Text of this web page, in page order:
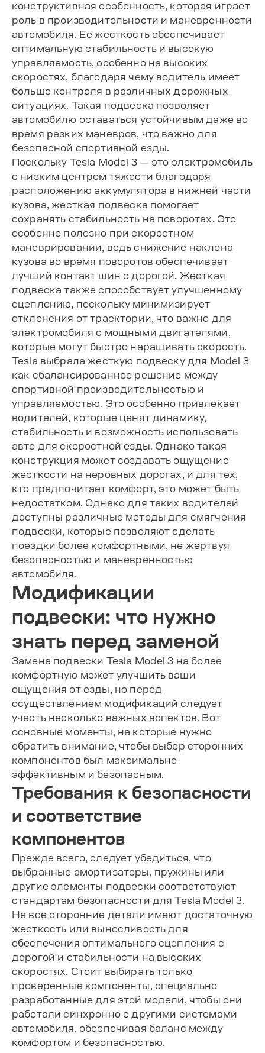
конструктивная особенность, которая играет
роль в производительности и маневренности
автомобиля. Ее жесткость обеспечивает
оптимальную стабильность и высокую
управляемость, особенно на высоких
скоростях, благодаря чему водитель имеет
больше контроля в различных дорожных
ситуациях. Такая подвеска позволяет
автомобилю оставаться устойчивым даже во
время резких маневров, что важно для
безопасной спортивной езды.
Поскольку Tesla Model 3 — это электромобиль
с низким центром тяжести благодаря
расположению аккумулятора в нижней части
кузова, жесткая подвеска помогает
сохранять стабильность на поворотах. Это
особенно полезно при скоростном
маневрировании, ведь снижение наклона
кузова во время поворотов обеспечивает
лучший контакт шин с дорогой. Жесткая
подвеска также способствует улучшенному
сцеплению, поскольку минимизирует
отклонения от траектории, что важно для
электромобиля с мощными двигателями,
которые могут быстро наращивать скорость.
Tesla выбрала жесткую подвеску для Model 3
как сбалансированное решение между
спортивной производительностью и
управляемостью. Это особенно привлекает
водителей, которые ценят динамику,
стабильность и возможность использовать
авто для скоростной езды. Однако такая
конструкция может создавать ощущение
жесткости на неровных дорогах, и для тех,
кто предпочитает комфорт, это может быть
недостатком. Однако для таких водителей
доступны различные методы для смягчения
подвески, которые позволяют сделать
поездки более комфортными, не жертвуя
безопасностью и маневренностью
автомобиля.
Модификации
подвески: что нужно
знать перед заменой
Замена подвески Tesla Model 3 на более
комфортную может улучшить ваши
ощущения от езды, но перед
осуществлением модификаций следует
учесть несколько важных аспектов. Вот
основные моменты, на которые нужно
обратить внимание, чтобы выбор сторонних
компонентов был максимально
эффективным и безопасным.
Требования к безопасности
и соответствие
компонентов
Прежде всего, следует убедиться, что
выбранные амортизаторы, пружины или
другие элементы подвески соответствуют
стандартам безопасности для Tesla Model 3.
Не все сторонние детали имеют достаточную
жесткость или выносливость для
обеспечения оптимального сцепления с
дорогой и стабильности на высоких
скоростях. Стоит выбирать только
проверенные компоненты, специально
разработанные для этой модели, чтобы они
работали синхронно с другими системами
автомобиля, обеспечивая баланс между
комфортом и безопасностью.